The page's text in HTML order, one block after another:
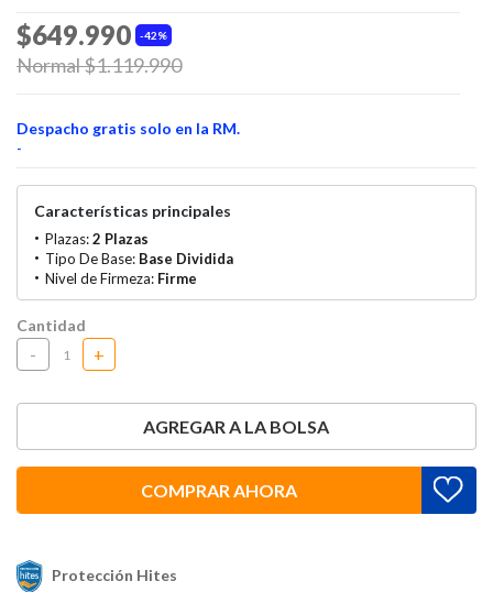
42%
$649.990
Price reduced from
Normal $1.119.990to
Despacho gratis solo en la RM.
-
Características principales
Plazas:2 Plazas
Tipo De Base: Base Dividida
Nivel de Firmeza: Firme
Cantidad
- +
AGREGAR A LA BOLSA
COMPRAR AHORA
Protección Hites